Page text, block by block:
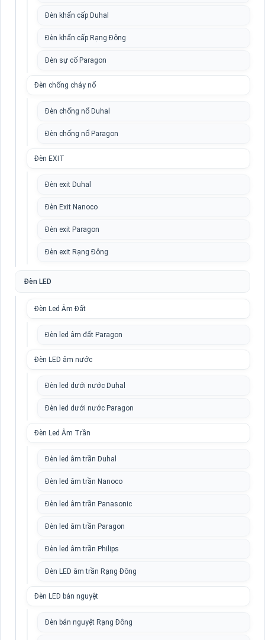
Đèn khẩn cấp Duhal
Đèn khẩn cấp Rạng Đông
Đèn sự cố Paragon
Đèn chống cháy nổ
Đèn chống nổ Duhal
Đèn chống nổ Paragon
Đèn EXIT
Đèn exit Duhal
Đèn Exit Nanoco
Đèn exit Paragon
Đèn exit Rạng Đông
Đèn LED
Đèn Led Âm Đất
Đèn led âm đất Paragon
Đèn LED âm nước
Đèn led dưới nước Duhal
Đèn led dưới nước Paragon
Đèn Led Âm Trần
Đèn led âm trần Duhal
Đèn led âm trần Nanoco
Đèn led âm trần Panasonic
Đèn led âm trần Paragon
Đèn led âm trần Philips
Đèn LED âm trần Rạng Đông
Đèn LED bán nguyệt
Đèn bán nguyệt Rạng Đông